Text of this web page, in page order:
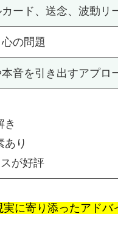
ード、送念、波動リ
の問題
音を引き出すアプロ
き
あり
が好評
に寄り添ったアドバ